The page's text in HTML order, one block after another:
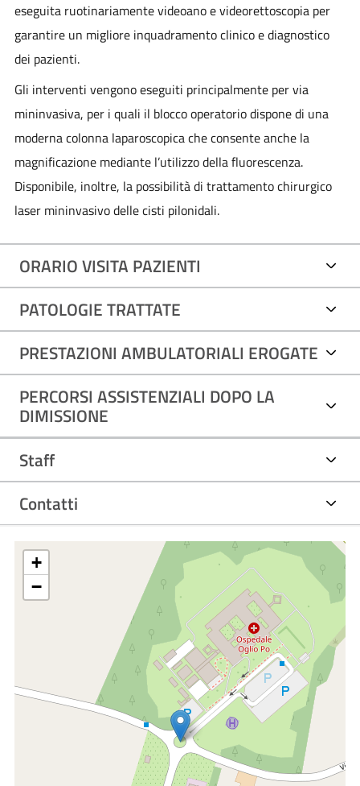
eseguita ruotinariamente videoano e videorettoscopia per
garantire un migliore inquadramento clinico e diagnostico
dei pazienti.
Gli interventi vengono eseguiti principalmente per via
mininvasiva, per i quali il blocco operatorio dispone di una
moderna colonna laparoscopica che consente anche la
magnificazione mediante l’utilizzo della fluorescenza.
Disponibile, inoltre, la possibilità di trattamento chirurgico
laser mininvasivo delle cisti pilonidali.
ORARIO VISITA PAZIENTI
PATOLOGIE TRATTATE
PRESTAZIONI AMBULATORIALI EROGATE
PERCORSI ASSISTENZIALI DOPO LA
DIMISSIONE
Staff
Contatti
+
−